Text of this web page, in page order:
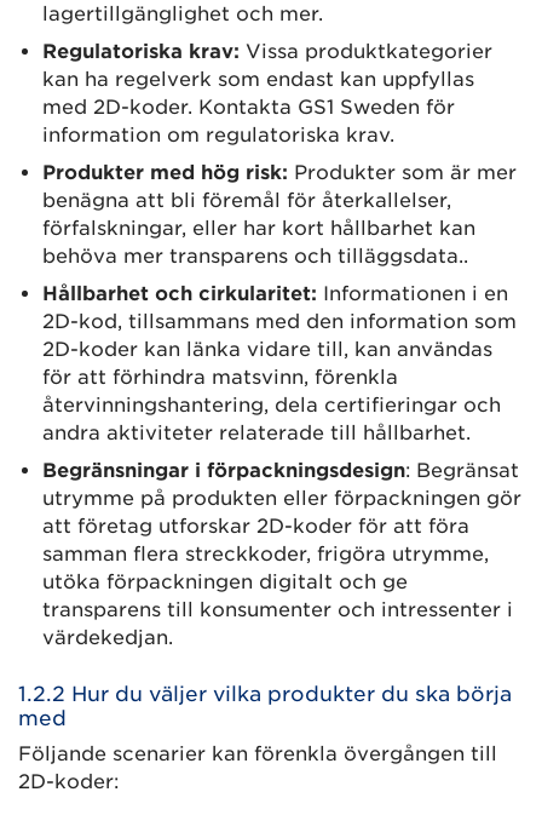
lagertillgänglighet och mer.
Regulatoriska krav: Vissa produktkategorier
kan ha regelverk som endast kan uppfyllas
med 2D-koder. Kontakta GS1 Sweden för
information om regulatoriska krav.
Produkter med hög risk: Produkter som är mer
benägna att bli föremål för återkallelser,
förfalskningar, eller har kort hållbarhet kan
behöva mer transparens och tilläggsdata..
Hållbarhet och cirkularitet: Informationen i en
2D-kod, tillsammans med den information som
2D-koder kan länka vidare till, kan användas
för att förhindra matsvinn, förenkla
återvinningshantering, dela certifieringar och
andra aktiviteter relaterade till hållbarhet.
Begränsningar i förpackningsdesign: Begränsat
utrymme på produkten eller förpackningen gör
att företag utforskar 2D-koder för att föra
samman flera streckkoder, frigöra utrymme,
utöka förpackningen digitalt och ge
transparens till konsumenter och intressenter i
värdekedjan.
1.2.2 Hur du väljer vilka produkter du ska börja
med
Följande scenarier kan förenkla övergången till
2D-koder: